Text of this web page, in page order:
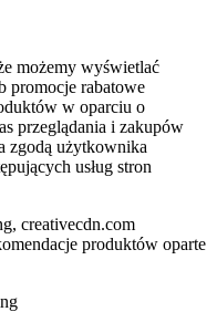
możemy wyświetlać
promocje rabatowe
w oparciu o
przeglądania i zakupów
zgodą użytkownika
usług stron
creativecdn.com
produktów oparte